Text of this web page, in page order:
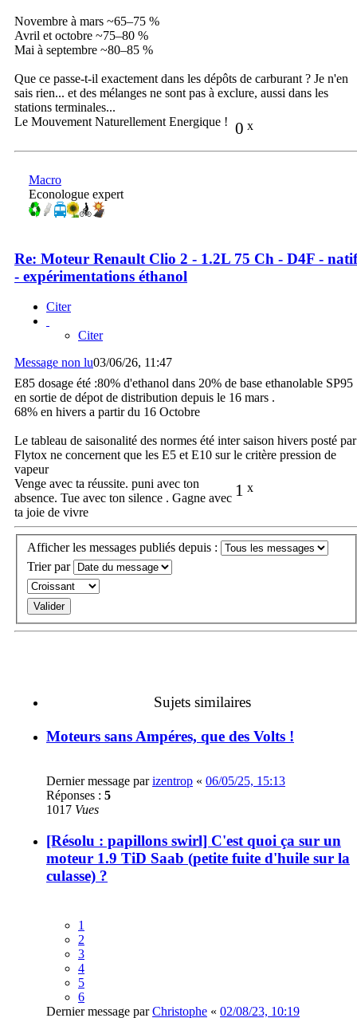
Novembre à mars ~65–75 %
Avril et octobre ~75–80 %
Mai à septembre ~80–85 %
Que ce passe-t-il exactement dans les dépôts de carburant ? Je n'en
sais rien... et des mélanges ne sont pas à exclure, aussi dans les
stations terminales...
0 x
Le Mouvement Naturellement Energique !
Macro
Econologue expert
Re: Moteur Renault Clio 2 - 1.2L 75 Ch - D4F - natif
- expérimentations éthanol
Citer
Citer
Message non lu03/06/26, 11:47
E85 dosage été :80% d'ethanol dans 20% de base ethanolable SP95
en sortie de dépot de distribution depuis le 16 mars .
68% en hivers a partir du 16 Octobre
Le tableau de saisonalité des normes été inter saison hivers posté par
Flytox ne concernent que les E5 et E10 sur le critère pression de
vapeur
1 x
Venge avec ta réussite. puni avec ton
absence. Tue avec ton silence . Gagne avec
ta joie de vivre
Afficher les messages publiés depuis :
Trier par
Sujets similaires
Moteurs sans Ampéres, que des Volts !
Dernier message parizentrop « 06/05/25, 15:13
Réponses : 5
1017 Vues
[Résolu : papillons swirl] C'est quoi ça sur un
moteur 1.9 TiD Saab (petite fuite d'huile sur la
culasse) ?
1
2
3
4
5
6
Dernier message parChristophe « 02/08/23, 10:19